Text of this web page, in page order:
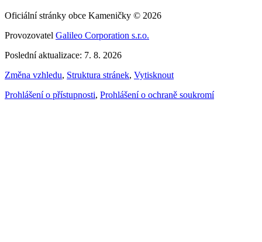
Oficiální stránky obce Kameničky © 2026
Provozovatel Galileo Corporation s.r.o.
Poslední aktualizace: 7. 8. 2026
Změna vzhledu, Struktura stránek, Vytisknout
Prohlášení o přístupnosti, Prohlášení o ochraně soukromí